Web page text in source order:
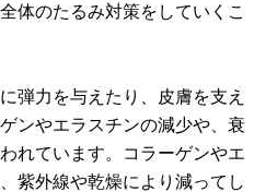
体のたるみ対策をしていくこ
弾力を与えたり、皮膚を支え
ンやエラスチンの減少や、衰
れています。コラーゲンやエ
紫外線や乾燥により減ってし